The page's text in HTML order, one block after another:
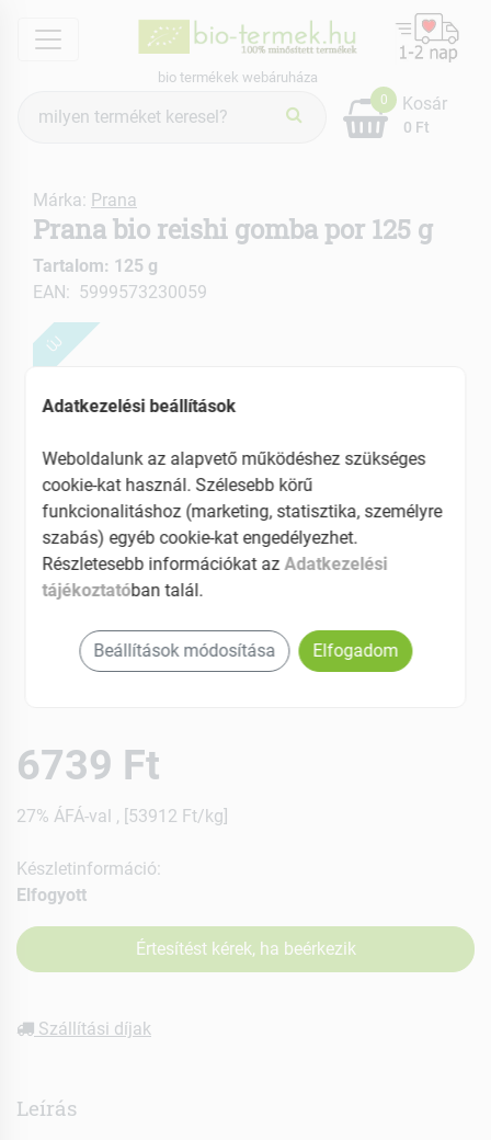
menu
bio termékek webáruháza
keresés
0
0 Ft
Kosár
ÚJ
Márka: Prana
Prana bio reishi gomba por 125 g
Tartalom: 125 g
EAN: 5999573230059
6739 Ft
27% ÁFÁ-val , [53912 Ft/kg]
Készletinformáció:
Elfogyott
Értesítést kérek, ha beérkezik
Szállítási díjak
Leírás
Adatkezelési beállítások
Weboldalunk az alapvető működéshez szükséges
cookie-kat használ. Szélesebb körű
funkcionalitáshoz (marketing, statisztika, személyre
szabás) egyéb cookie-kat engedélyezhet.
Részletesebb információkat azAdatkezelési
tájékoztatóban talál.
Beállítások módosítása Elfogadom